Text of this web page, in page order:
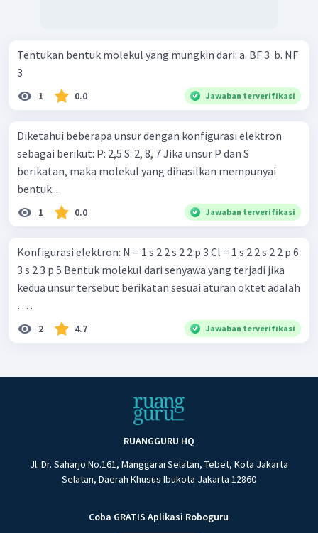
Tentukan bentuk molekul yang mungkin dari: a. BF 3 ​ b. NF
3 ​
1 0.0 Jawaban terverifikasi
Diketahui beberapa unsur dengan konfigurasi elektron
sebagai berikut: P: 2,5 S: 2, 8, 7 Jika unsur P dan S
berikatan, maka molekul yang dihasilkan mempunyai
bentuk...
1 0.0 Jawaban terverifikasi
Konfigurasi elektron: N = 1 s 2 2 s 2 2 p 3 Cl = 1 s 2 2 s 2 2 p 6
3 s 2 3 p 5 Bentuk molekul dari senyawa yang terjadi jika
kedua unsur tersebut berikatan sesuai aturan oktet adalah
… .
2 4.7 Jawaban terverifikasi
RUANGGURU HQ
Jl. Dr. Saharjo No.161, Manggarai Selatan, Tebet, Kota Jakarta
Selatan, Daerah Khusus Ibukota Jakarta 12860
Coba GRATIS Aplikasi Roboguru